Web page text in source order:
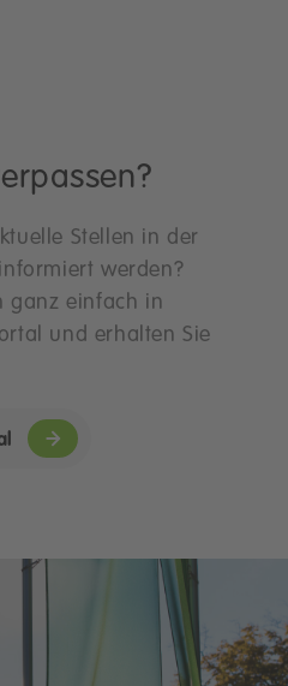
Stellen in der
werden?
ganz einfach in
und erhalten Sie